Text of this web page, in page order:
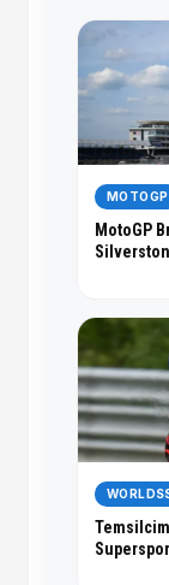
MOTOGP
MotoGP